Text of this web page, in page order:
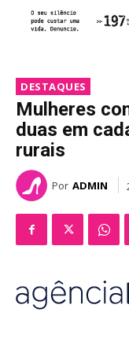
DESTAQUES
Mulheres
duas em
rurais
Por ADMIN